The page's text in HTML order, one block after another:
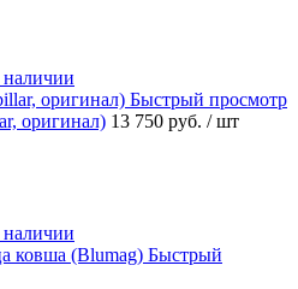
Быстрый просмотр
оригинал) 13 750 руб. / шт
Быстрый